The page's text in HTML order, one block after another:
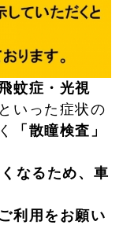
蚊症・光視
といった症状の
「散瞳検査」
なるため、車
利用をお願い